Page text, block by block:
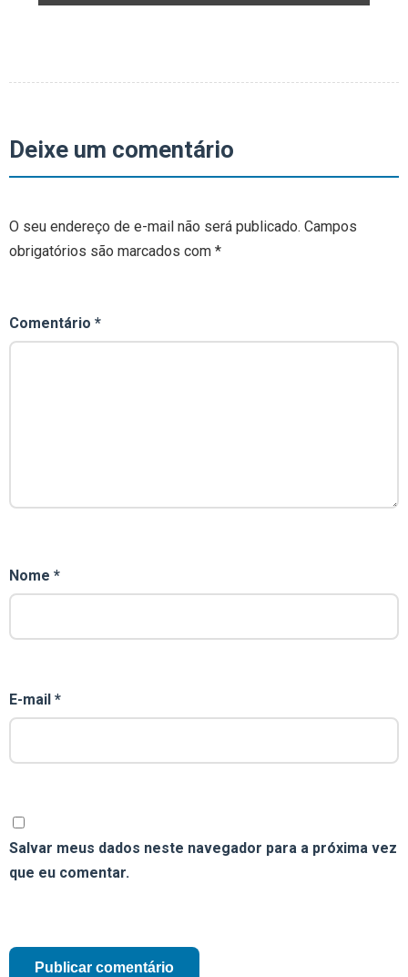
Deixe um comentário
O seu endereço de e-mail não será publicado. Campos
obrigatórios são marcados com *
Comentário *
Nome *
E-mail *
Salvar meus dados neste navegador para a próxima vez
que eu comentar.